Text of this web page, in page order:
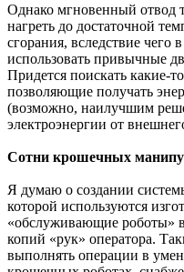
Однако мгновенный отвод
нагреть до достаточной
сгорания, вследствие чего
использовать привычные
Придется поискать какие-
позволяющие получать
(возможно, наилучшим
электроэнергии от
Сотни крошечных
Я думаю о создании
которой используются
«обслуживающие роботы»
копий «рук» оператора.
выполнять операции в